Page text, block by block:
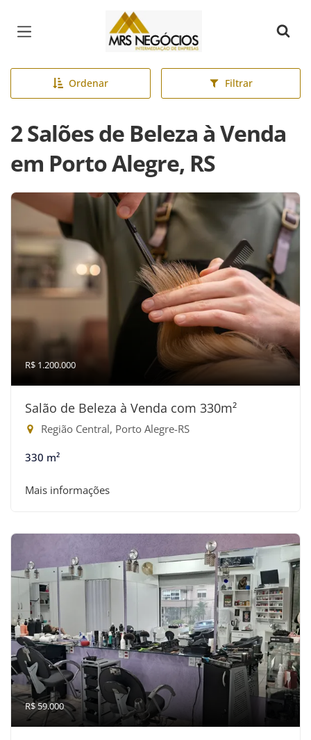
Página inicial
Ordenar Filtrar
2 Salões de Beleza à Venda
em Porto Alegre, RS
R$ 1.200.000
Salão de Beleza à Venda com 330m²
Região Central, Porto Alegre-RS
330 m²
Mais informações
R$ 59.000